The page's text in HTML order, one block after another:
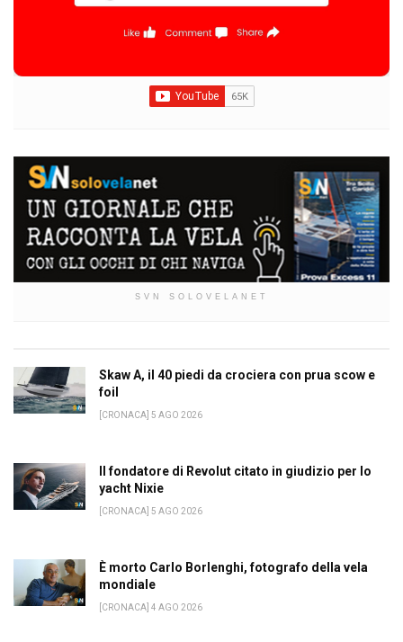
SVN SOLOVELANET
Skaw A, il 40 piedi da crociera con prua scow e
foil
[CRONACA] 5 AGO 2026
Il fondatore di Revolut citato in giudizio per lo
yacht Nixie
[CRONACA] 5 AGO 2026
È morto Carlo Borlenghi, fotografo della vela
mondiale
[CRONACA] 4 AGO 2026